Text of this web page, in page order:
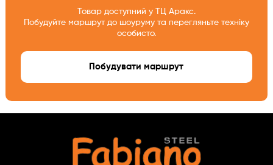
Товар доступний у ТЦ Аракс.
Побудуйте маршрут до шоуруму та перегляньте техніку
особисто.
Побудувати маршрут